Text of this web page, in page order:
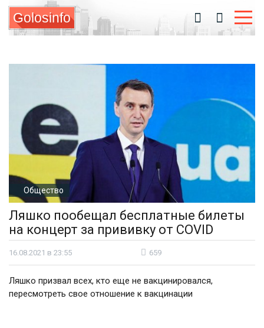
Golosinfo
Общество
Ляшко пообещал бесплатные билеты
на концерт за прививку от COVID
16.08.2021 в 23:55 659
Ляшко призвал всех, кто еще не вакцинировался,
пересмотреть свое отношение к вакцинации